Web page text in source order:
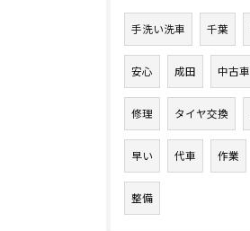
手洗い洗車 千葉
安心 成田 中古車
修理 タイヤ交換
早い 代車 作業
整備